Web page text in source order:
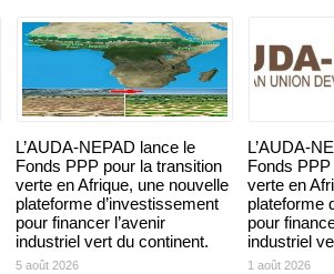
L’AUDA-NEPAD lance le
Fonds PPP pour la transition
verte en Afrique, une nouvelle
plateforme d’investissement
pour financer l’avenir
industriel vert du continent.
5 août 2026
L’AUDA-
Fonds
verte en
plateforme
pour
industriel
1 août 2026